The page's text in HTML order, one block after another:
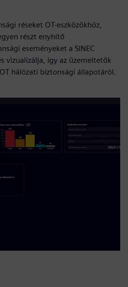
réseket OT-eszközökhöz,
részt enyhítő
eseményeket a SINEC
vizualizálja, így az üzemeltetők
hálózati biztonsági állapotáról.